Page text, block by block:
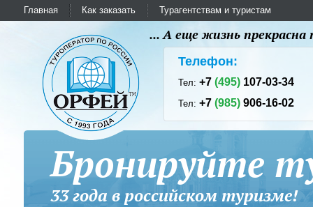
Главная Как заказать Турагентствам и туристам
... А еще жизнь
Телефон:
Тел:+7(495) 107-03-34
Тел:+7(985) 906-16-02
Бронируйте
33 года в российском